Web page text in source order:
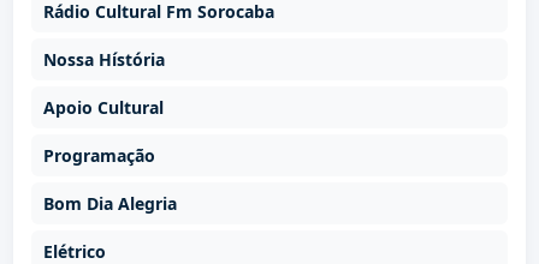
Rádio Cultural Fm Sorocaba
Nossa Hístória
Apoio Cultural
Programação
Bom Dia Alegria
Elétrico